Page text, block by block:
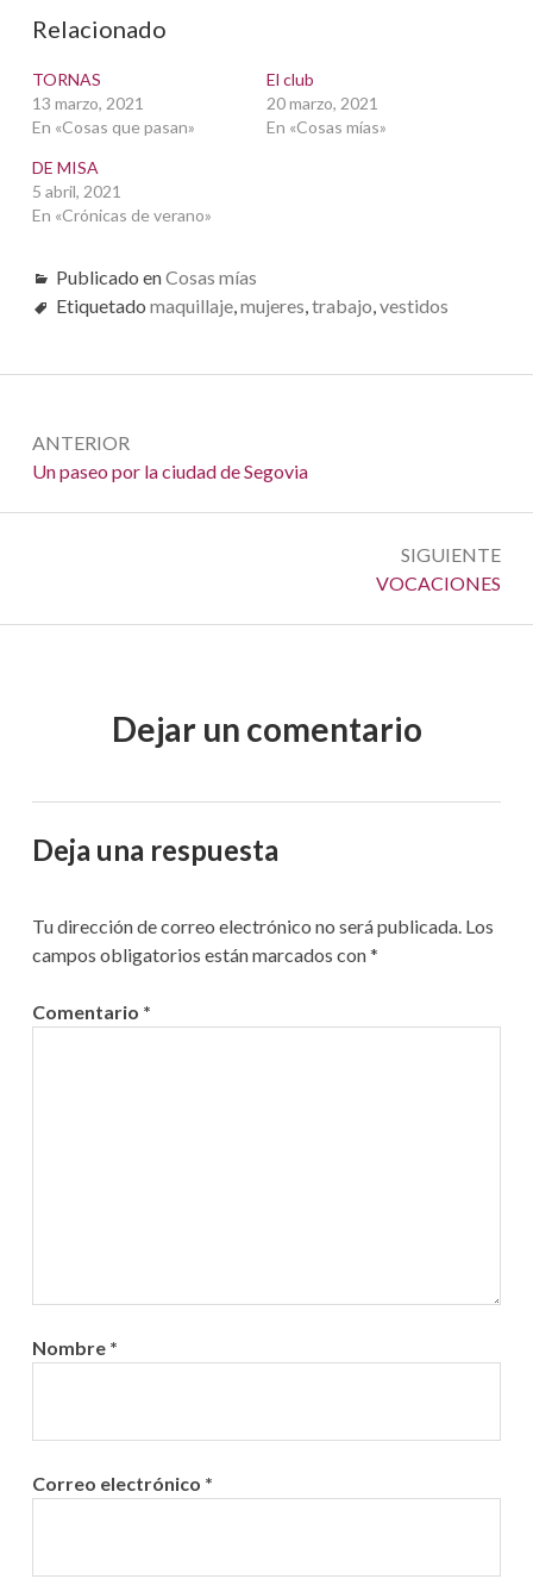
Relacionado
TORNAS
13 marzo, 2021
En «Cosas que pasan»
El club
20 marzo, 2021
En «Cosas mías»
DE MISA
5 abril, 2021
En «Crónicas de verano»
Publicado enCosas mías
Etiquetado maquillaje,mujeres,trabajo,vestidos
de
entradas
ANTERIOR
Anterior:
Un paseo por la ciudad de Segovia
SIGUIENTE
Siguiente:
VOCACIONES
Dejar un comentario
Deja una respuesta
Tu dirección de correo electrónico no será publicada. Los
campos obligatorios están marcados con*
Comentario *
Nombre *
Correo electrónico *